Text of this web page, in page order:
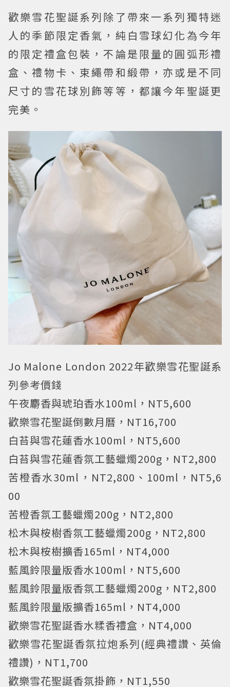
歡樂雪花聖誕系列除了帶來一系列獨特迷
人的季節限定香氣，純白雪球幻化為今年
的限定禮盒包裝，不論是限量的圓弧形禮
盒、禮物卡、束繩帶和緞帶，亦或是不同
尺寸的雪花球別飾等等，都讓今年聖誕更
完美。
Jo Malone London 2022年歡樂雪花聖誕系
列參考價錢
午夜麝香與琥珀香水100ml，NT5,600
歡樂雪花聖誕倒數月曆，NT16,700
白苔與雪花蓮香水100ml，NT5,600
白苔與雪花蓮香氛工藝蠟燭200g，NT2,800
苦橙香水30ml，NT2,800、100ml，NT5,6
00
苦橙香氛工藝蠟燭200g，NT2,800
松木與桉樹香氛工藝蠟燭200g，NT2,800
松木與桉樹擴香165ml，NT4,000
藍風鈴限量版香水100ml，NT5,600
藍風鈴限量版香氛工藝蠟燭200g，NT2,800
藍風鈴限量版擴香165ml，NT4,000
歡樂雪花聖誕香水糅香禮盒，NT4,000
歡樂雪花聖誕香氛拉炮系列(經典禮讚、英倫
禮讚)，NT1,700
歡樂雪花聖誕香氛掛飾，NT1,550